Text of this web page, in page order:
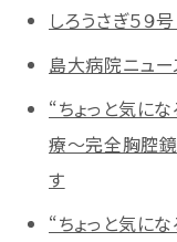
しろうさぎ５９
島大病院ニュ
“ちょっと気に
療～完全胸腔鏡
す
“ちょっと気に